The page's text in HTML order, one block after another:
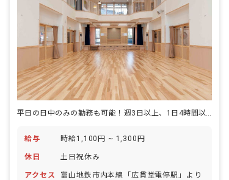
平日の日中のみの勤務も可能！週3日以上、1日4時間以上から応相談
給与 時給1,100円 ~ 1,300円
休日 土日祝休み
アクセス
富山地鉄市内本線「広貫堂電停駅」より